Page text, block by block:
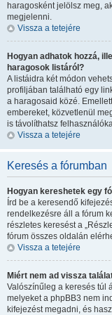
haragosként jelölsz meg,
megjelenni.
Vissza a tetejére
Hogyan adhatok hozzá,
haragosok listáról?
A listáidra két módon
profiljában található egy
a haragosaid közé.
embereket, közvetlenül
is távolíthatsz
Vissza a tetejére
Keresés a fórumban
Hogyan kereshetek egy
Írd be a keresendő
rendelkezésre áll a fórum
részletes keresést a
fórum összes oldalán
Vissza a tetejére
Miért nem ad vissza
Valószínűleg a keresés túl
melyeket a phpBB3 nem
kifejezést megadni, és